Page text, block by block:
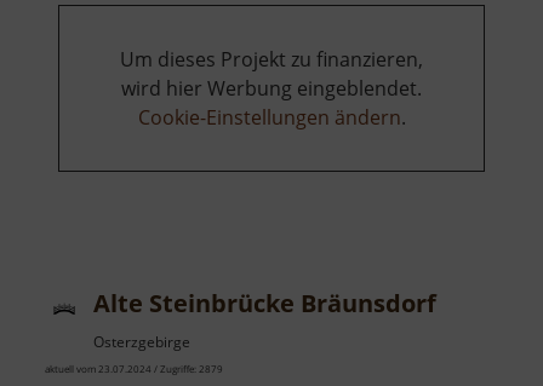
Um dieses Projekt zu finanzieren,
wird hier Werbung eingeblendet.
Cookie-Einstellungen ändern.
Alte Steinbrücke Bräunsdorf
Osterzgebirge
aktuell vom 23.07.2024 / Zugriffe: 2879